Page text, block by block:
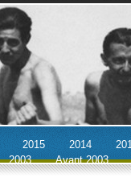
2015 2014
2003 Avant 2003